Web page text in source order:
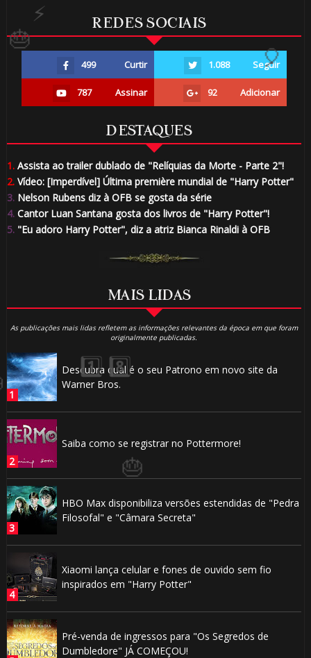
REDES SOCIAIS
499 Curtir 1.088 Seguir
787 Assinar 92 Adicionar
DESTAQUES
1.Assista ao trailer dublado de "Relíquias da Morte - Parte 2"!
2.Vídeo: [Imperdível] Última première mundial de "Harry Potter"
3.Nelson Rubens diz à OFB se gosta da série
4.Cantor Luan Santana gosta dos livros de "Harry Potter"!
5."Eu adoro Harry Potter", diz a atriz Bianca Rinaldi à OFB
MAIS LIDAS
As publicações mais lidas refletem as informações relevantes da época em que foram
originalmente publicadas.
Descubra qual é o seu Patrono em novo site da
Warner Bros.
Saiba como se registrar no Pottermore!
HBO Max disponibiliza versões estendidas de "Pedra
Filosofal" e "Câmara Secreta"
Xiaomi lança celular e fones de ouvido sem fio
inspirados em "Harry Potter"
Pré-venda de ingressos para "Os Segredos de
Dumbledore" JÁ COMEÇOU!
1️⃣ 8️⃣
🎂
🎂